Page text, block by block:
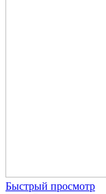
Быстрый просмотр